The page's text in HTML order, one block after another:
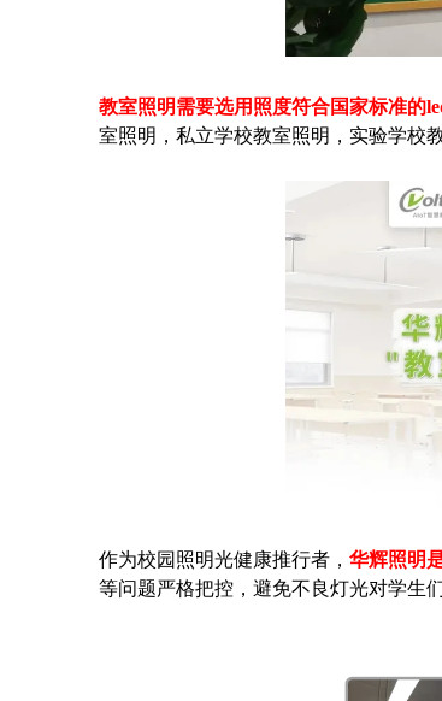
教室照明需要选用照度符合国家标准的
室照明，私立学校教室照明，实验学校
作为校园照明光健康推行者， 华辉照明
等问题严格把控，避免不良灯光对学生